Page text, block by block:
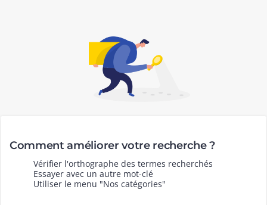
Comment améliorer votre recherche ?
Vérifier l'orthographe des termes recherchés
Essayer avec un autre mot-clé
Utiliser le menu "Nos catégories"